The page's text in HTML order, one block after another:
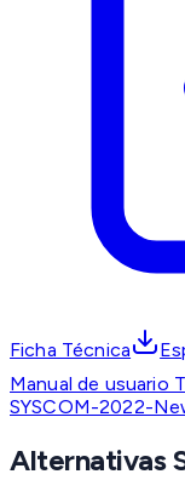
Ficha Técnica
Manual de usuario
SYSCOM-2022-
Alternativas